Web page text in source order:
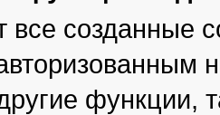
все созданные
функции,